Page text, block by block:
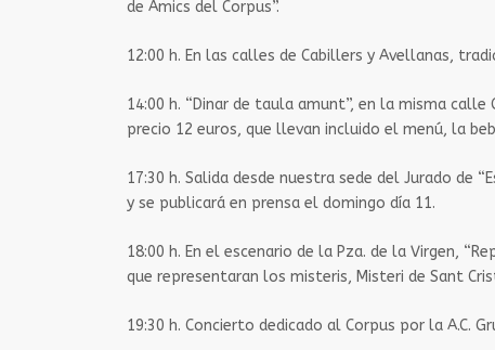
de Amics del Corpus”.
12:00 h. ​En las calles de Cabillers y Avellanas,
14:00 h. ​“Dinar de taula amunt”, en la misma
precio 12 euros, que llevan incluido el menú, la
17:30 h.​ Salida desde nuestra sede del Jurado de
y se publicará en prensa el domingo día 11.
18:00 h. ​En el escenario de la Pza. de la Virgen,
que representaran los misteris, Misteri de Sant
19:30 h. ​Concierto dedicado al Corpus por la A.C.